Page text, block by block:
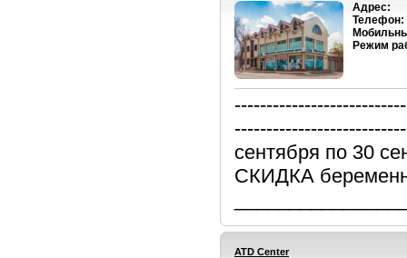
Адрес:
Телефон:
Режим
сентября по 30
СКИДКА
ATD Center